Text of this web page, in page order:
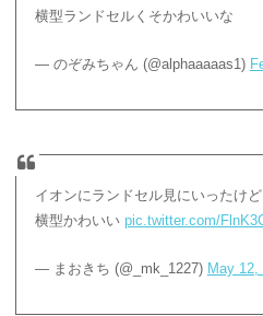
横型ランドセルくそかわいいな
— のぞみちゃん (@alphaaaaas1)
イオンにランドセル見にいったけど
横型かわいい pic.twitter.com/
— まおきち (@_mk_1227) May 12,